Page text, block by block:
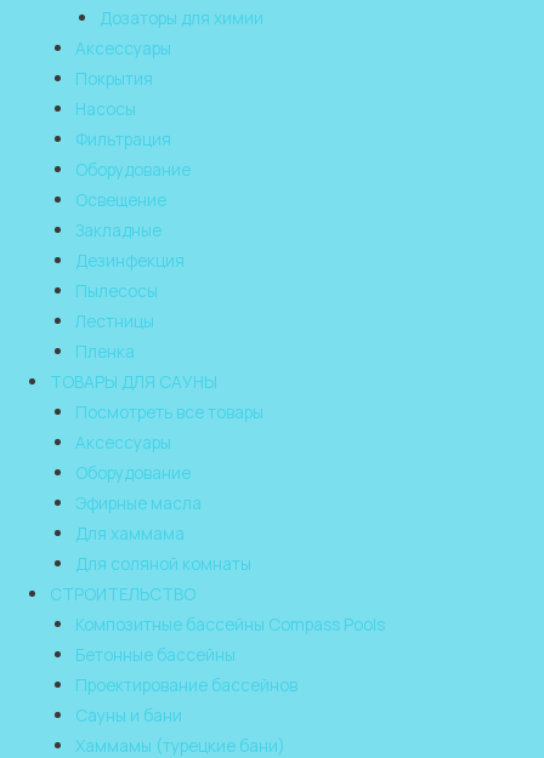
Дозаторы для химии
Аксессуары
Покрытия
Насосы
Фильтрация
Оборудование
Освещение
Закладные
Дезинфекция
Пылесосы
Лестницы
Пленка
ТОВАРЫ ДЛЯ САУНЫ
Посмотреть все товары
Аксессуары
Оборудование
Эфирные масла
Для хаммама
Для соляной комнаты
СТРОИТЕЛЬСТВО
Композитные бассейны Compass Pools
Бетонные бассейны
Проектирование бассейнов
Сауны и бани
Хаммамы (турецкие бани)